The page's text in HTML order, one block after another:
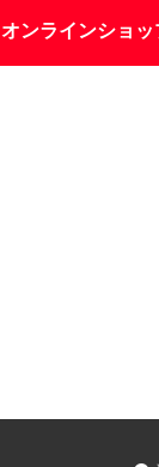
オンラインショッ